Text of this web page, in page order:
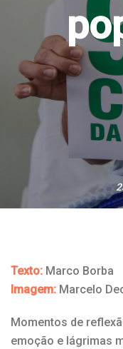
Texto: Marco Borba
Imagem: Marcelo
Momentos de
emoção e lágrimas